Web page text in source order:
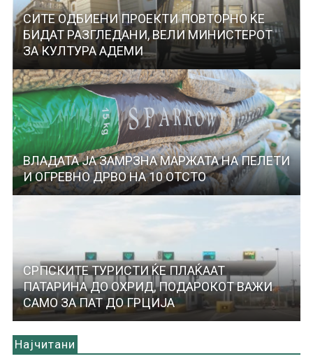
СИТЕ ОДБИЕНИ ПРОЕКТИ ПОВТОРНО ЌЕ
БИДАТ РАЗГЛЕДАНИ, ВЕЛИ МИНИСТЕРОТ
ЗА КУЛТУРА АДЕМИ
ВЛАДАТА ЈА ЗАМРЗНА МАРЖАТА НА ПЕЛЕТИ
И ОГРЕВНО ДРВО НА 10 ОТСТО
СРПСКИТЕ ТУРИСТИ ЌЕ ПЛАЌААТ
ПАТАРИНА ДО ОХРИД, ПОДАРОКОТ ВАЖИ
САМО ЗА ПАТ ДО ГРЦИЈА
Најчитани